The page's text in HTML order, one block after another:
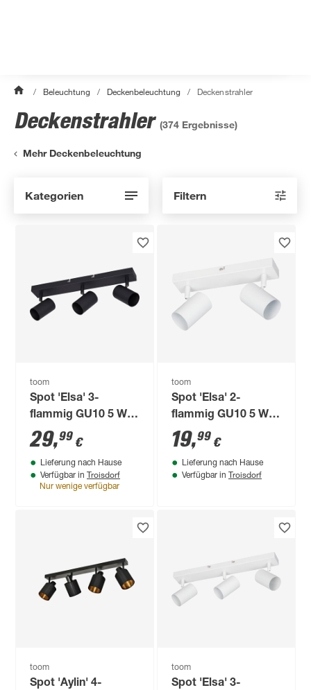
/ Beleuchtung / Deckenbeleuchtung / Deckenstrahler
Deckenstrahler (374 Ergebnisse)
Mehr Deckenbeleuchtung
Kategorien Filtern
toom
Spot 'Elsa' 3-
flammig GU10 5 W
42 x 12 cm
29,99 €
Lieferung nach Hause
Verfügbar in Troisdorf
Nur wenige verfügbar
toom
Spot 'Elsa' 2-
flammig GU10 5 W
26 x 12 cm
19,99 €
Lieferung nach Hause
Verfügbar in Troisdorf
toom
Spot 'Aylin' 4-
toom
Spot 'Elsa' 3-